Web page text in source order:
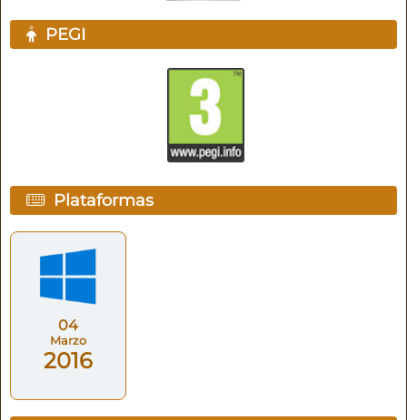
PEGI
Plataformas
04
Marzo
2016